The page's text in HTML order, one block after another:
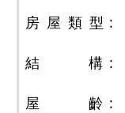
房 屋 類 型
結 構
屋 齡